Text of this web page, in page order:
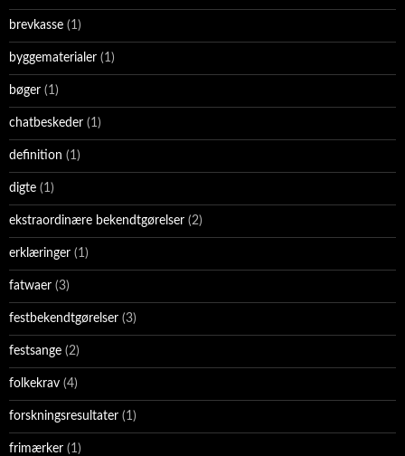
brevkasse (1)
byggematerialer (1)
bøger (1)
chatbeskeder (1)
definition (1)
digte (1)
ekstraordinære bekendtgørelser (2)
erklæringer (1)
fatwaer (3)
festbekendtgørelser (3)
festsange (2)
folkekrav (4)
forskningsresultater (1)
frimærker (1)